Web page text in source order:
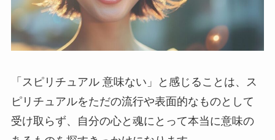
「スピリチュアル 意味ない」と感じることは、ス
ピリチュアルをただの流行や表面的なものとして
受け取らず、自分の心と魂にとって本当に意味の